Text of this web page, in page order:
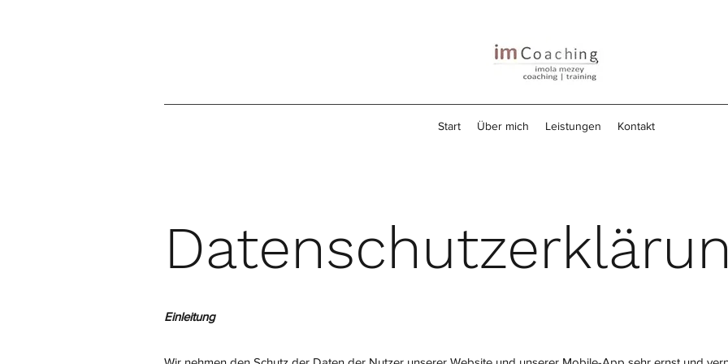
Start Über mich Leistungen Kontakt
Einleitung